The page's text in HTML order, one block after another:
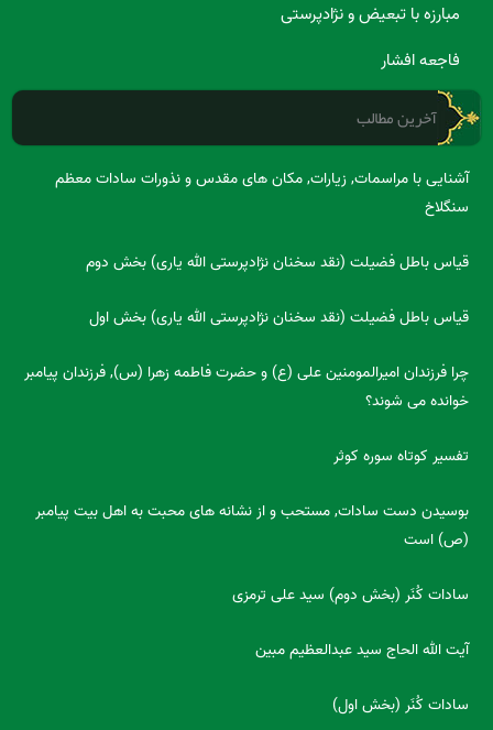
مبارزه با تبعیض و نژادپرستی
فاجعه افشار
آخرین مطالب
آشنایی با مراسمات, زیارات, مکان های مقدس و نذورات سادات معظم
سنگلاخ
قیاس باطل فضیلت (نقد سخنان نژادپرستی الله یاری) بخش دوم
قیاس باطل فضیلت (نقد سخنان نژادپرستی الله یاری) بخش اول
چرا فرزندان امیرالمومنین علی (ع) و حضرت فاطمه زهرا (س), فرزندان پیامبر
خوانده می شوند؟
تفسیر کوتاه سوره کوثر
بوسیدن دست سادات, مستحب و از نشانه های محبت به اهل بیت پیامبر
(ص) است
سادات کُنَر (بخش دوم) سید علی ترمزی
آیت الله الحاج سید عبدالعظیم مبین
سادات کُنَر (بخش اول)